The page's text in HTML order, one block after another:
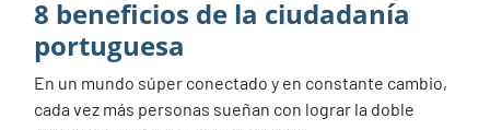
8 beneficios de la ciudadanía
portuguesa
En un mundo súper conectado y en constante cambio,
cada vez más personas sueñan con lograr la doble